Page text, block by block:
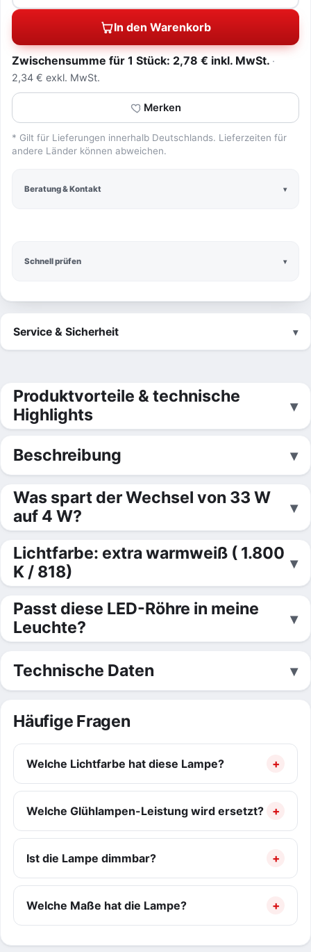
Schnell prüfen
In den Warenkorb
Zwischensumme für 1 Stück: 2,78 € inkl. MwSt.
2,34 € exkl. MwSt.
Merken
* Gilt für Lieferungen innerhalb Deutschlands. Lieferzeiten für
andere Länder können abweichen.
Beratung & Kontakt
Service & Sicherheit
Produktvorteile & technische
Highlights
Beschreibung
Was spart der Wechsel von 33 W
auf 4 W?
Lichtfarbe: extra warmweiß ( 1.800
K / 818)
Passt diese LED-Röhre in meine
Leuchte?
Technische Daten
Häufige Fragen
Welche Lichtfarbe hat diese Lampe?
Welche Glühlampen-Leistung wird ersetzt?
Ist die Lampe dimmbar?
Welche Maße hat die Lampe?